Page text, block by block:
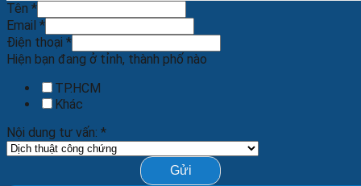
Tên *
Email *
Điện thoại *
Hiện bạn đang ở tỉnh, thành phố nào
TP.HCM
Khác
Nội dung tư vấn: *
Gửi